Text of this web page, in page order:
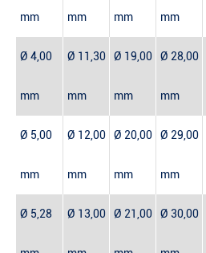
mm mm mm mm
Ø 4,00
mm
Ø 11,30
mm
Ø 19,00
mm
Ø 28,00
mm
Ø 5,00
mm
Ø 12,00
mm
Ø 20,00
mm
Ø 29,00
mm
Ø 5,28 Ø 13,00 Ø 21,00 Ø 30,00